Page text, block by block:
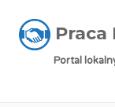
Praca
Portal